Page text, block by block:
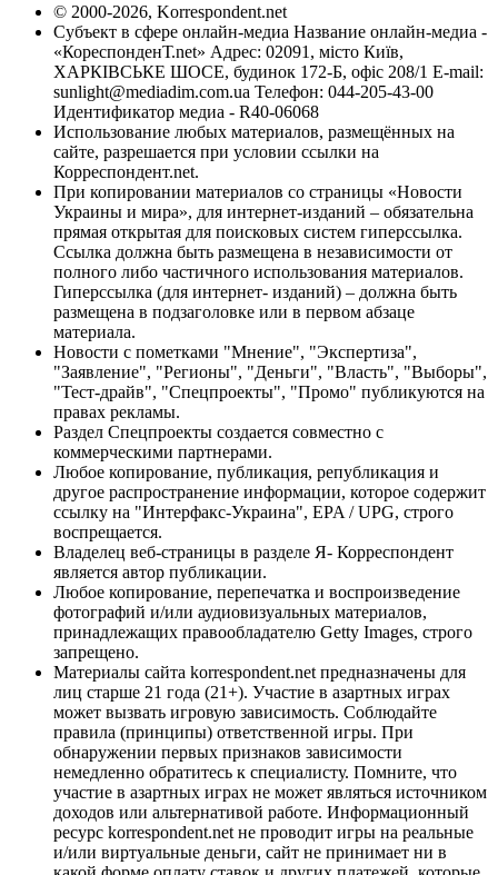
© 2000-2026, Korrespondent.net
Субъект в сфере онлайн-медиа Название онлайн-медиа -
«КореспонденТ.net» Адрес: 02091, місто Київ,
ХАРКІВСЬКЕ ШОСЕ, будинок 172-Б, офіс 208/1 E-mail:
sunlight@mediadim.com.ua Телефон: 044-205-43-00
Идентификатор медиа - R40-06068
Использование любых материалов, размещённых на
сайте, разрешается при условии ссылки на
Корреспондент.net.
При копировании материалов со страницы «Новости
Украины и мира», для интернет-изданий – обязательна
прямая открытая для поисковых систем гиперссылка.
Ссылка должна быть размещена в независимости от
полного либо частичного использования материалов.
Гиперссылка (для интернет- изданий) – должна быть
размещена в подзаголовке или в первом абзаце
материала.
Новости с пометками "Мнение", "Экспертиза",
"Заявление", "Регионы", "Деньги", "Власть", "Выборы",
"Тест-драйв", "Спецпроекты", "Промо" публикуются на
правах рекламы.
Раздел Спецпроекты создается совместно с
коммерческими партнерами.
Любое копирование, публикация, републикация и
другое распространение информации, которое содержит
ссылку на "Интерфакс-Украина", EPA / UPG, строго
воспрещается.
Владелец веб-страницы в разделе Я- Корреспондент
является автор публикации.
Любое копирование, перепечатка и воспроизведение
фотографий и/или аудиовизуальных материалов,
принадлежащих правообладателю Getty Images, строго
запрещено.
Материалы сайта korrespondent.net предназначены для
лиц старше 21 года (21+). Участие в азартных играх
может вызвать игровую зависимость. Соблюдайте
правила (принципы) ответственной игры. При
обнаружении первых признаков зависимости
немедленно обратитесь к специалисту. Помните, что
участие в азартных играх не может являться источником
доходов или альтернативой работе. Информационный
ресурс korrespondent.net не проводит игры на реальные
и/или виртуальные деньги, сайт не принимает ни в